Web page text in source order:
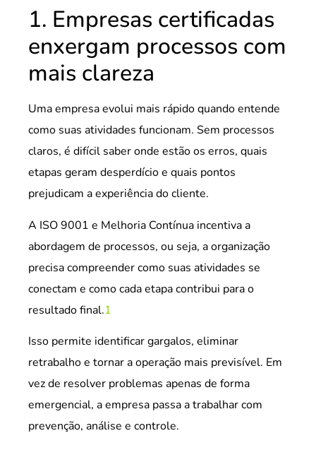
1. Empresas certificadas
enxergam processos com
mais clareza
Uma empresa evolui mais rápido quando entende
como suas atividades funcionam. Sem processos
claros, é difícil saber onde estão os erros, quais
etapas geram desperdício e quais pontos
prejudicam a experiência do cliente.
A ISO 9001 e Melhoria Contínua incentiva a
abordagem de processos, ou seja, a organização
precisa compreender como suas atividades se
conectam e como cada etapa contribui para o
resultado final.1
Isso permite identificar gargalos, eliminar
retrabalho e tornar a operação mais previsível. Em
vez de resolver problemas apenas de forma
emergencial, a empresa passa a trabalhar com
prevenção, análise e controle.